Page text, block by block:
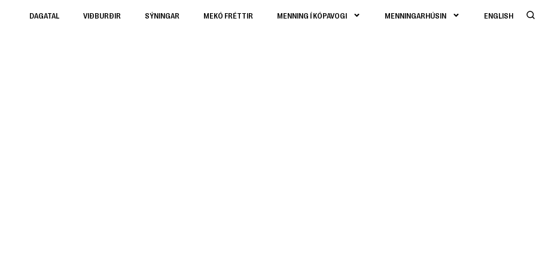
DAGATAL VIÐBURÐIR SÝNINGAR MEKÓ FRÉTTIR MENNING Í KÓPAVOGI MENNINGARHÚSIN ENGLISH